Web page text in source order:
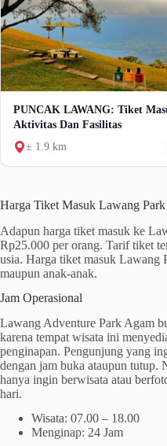
PUNCAK LAWANG: Tiket
Aktivitas Dan Fasilitas
± 1.9 km
Harga Tiket Masuk Lawang Park
Adapun harga tiket masuk ke
Rp25.000 per orang. Tarif tiket
usia. Harga tiket masuk Lawang
maupun anak-anak.
Jam Operasional
Lawang Adventure Park Agam
karena tempat wisata ini
penginapan. Pengunjung yang
dengan jam buka ataupun tutup.
hanya ingin berwisata atau
hari.
Wisata: 07.00 – 18.00
Menginap: 24 Jam